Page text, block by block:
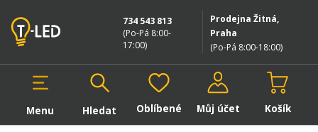
Prodejna Žitná,
Praha
(Po-Pá 8:00-18:00)
734 543 813
(Po-Pá 8:00-
17:00)
Menu Hledat
Hledat v produktech
Oblíbené Můj účet Košík